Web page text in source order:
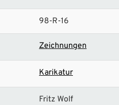
98-R-16
Zeichnungen
Karikatur
Fritz Wolf